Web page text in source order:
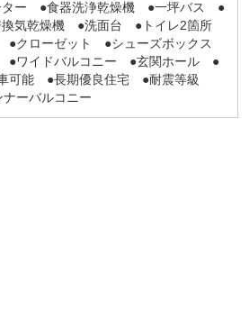
ター ●食器洗浄乾燥機 ●一坪バス ●
換気乾燥機 ●洗面台 ●トイレ2箇所
クローゼット ●シューズボックス
●ワイドバルコニー ●玄関ホール ●
可能 ●長期優良住宅 ●耐震等級
バルコニー